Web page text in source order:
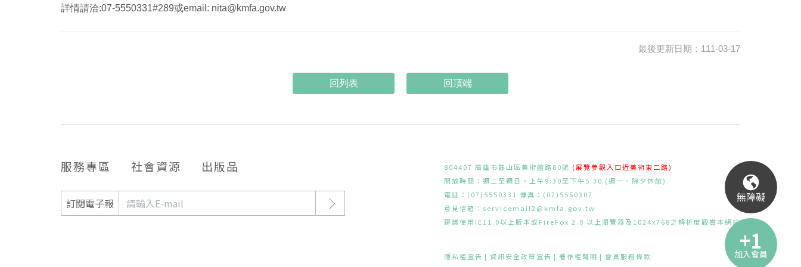
詳情請洽:07-5550331#289或email: nita@kmfa.gov.tw
最後更新日期：111-03-17
回頂端
服務專區 社會資源 出版品
訂閱電子報
804407 高雄市鼓山區美術館路80號 (展覽參觀入口近美術東二路)
開放時間：週二至週日，上午9:30至下午5:30 (週一、除夕休館)
電話：(07)5550331 傳真：(07)5550307
意見信箱： servicemail2@kmfa.gov.tw
建議使用IE11.0以上版本或FireFox 2.0 以上瀏覽器及1024x768之解析度觀賞本網站
隱私權宣告 資訊安全政策宣告 著作權聲明 會員服務條款
無障礙
加入會員